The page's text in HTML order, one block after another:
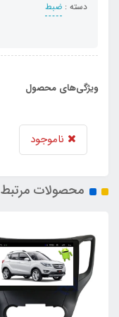
دسته : ضبط
ویژگی‌های محصول
ناموجود
محصولات مرتبط